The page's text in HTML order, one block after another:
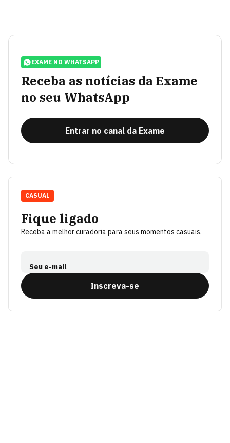
EXAME NO WHATSAPP
Receba as notícias da Exame
no seu WhatsApp
Entrar no canal da Exame
Fique ligado
Receba a melhor curadoria para seus momentos casuais.
Seu e-mail
Inscreva-se
CASUAL